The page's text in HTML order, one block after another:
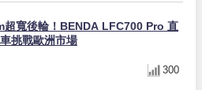
超寬後輪！BENDA LFC700 Pro 直
挑戰歐洲市場
300